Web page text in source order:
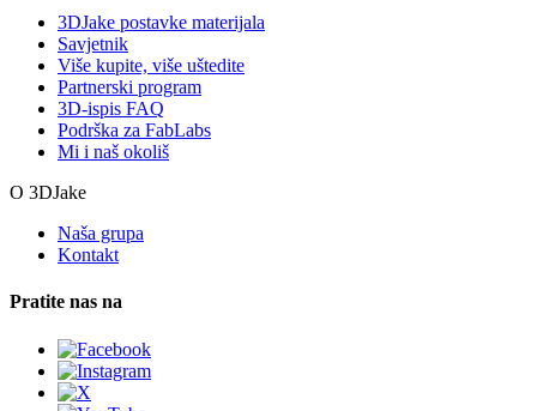
3DJake postavke materijala
Savjetnik
Više kupite, više uštedite
Partnerski program
3D-ispis FAQ
Podrška za FabLabs
Mi i naš okoliš
O 3DJake
Naša grupa
Kontakt
Pratite nas na